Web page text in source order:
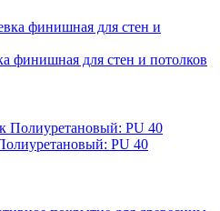
финишная для стен и потолков
PU 40